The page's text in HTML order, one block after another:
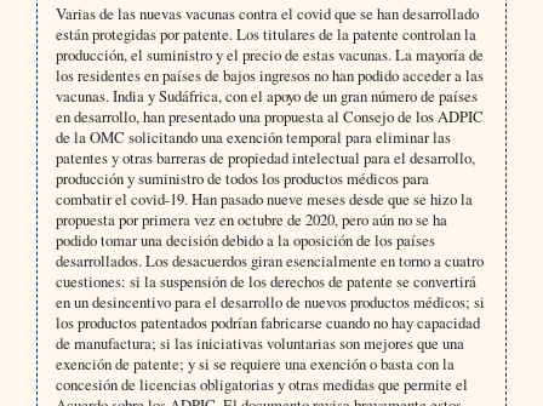
Varias de las nuevas vacunas contra el covid que se han desarrollado
están protegidas por patente. Los titulares de la patente controlan la
producción, el suministro y el precio de estas vacunas. La mayoría de
los residentes en países de bajos ingresos no han podido acceder a las
vacunas. India y Sudáfrica, con el apoyo de un gran número de países
en desarrollo, han presentado una propuesta al Consejo de los ADPIC
de la OMC solicitando una exención temporal para eliminar las
patentes y otras barreras de propiedad intelectual para el desarrollo,
producción y suministro de todos los productos médicos para
combatir el covid-19. Han pasado nueve meses desde que se hizo la
propuesta por primera vez en octubre de 2020, pero aún no se ha
podido tomar una decisión debido a la oposición de los países
desarrollados. Los desacuerdos giran esencialmente en torno a cuatro
cuestiones: si la suspensión de los derechos de patente se convertirá
en un desincentivo para el desarrollo de nuevos productos médicos; si
los productos patentados podrían fabricarse cuando no hay capacidad
de manufactura; si las iniciativas voluntarias son mejores que una
exención de patente; y si se requiere una exención o basta con la
concesión de licencias obligatorias y otras medidas que permite el